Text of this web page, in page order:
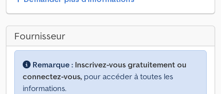
Fournisseur
Remarque : Inscrivez-vous gratuitement ou
connectez-vous, pour accéder à toutes les
informations.